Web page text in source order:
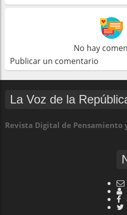
No hay
Publicar un comentario
La Voz de la
Revista Digital de Pensamiento